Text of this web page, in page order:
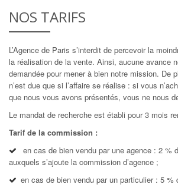
NOS TARIFS
L’Agence de Paris s’interdit de percevoir la
la réalisation de la vente. Ainsi, aucune avance
demandée pour mener à bien notre mission. De
n’est due que si l’affaire se réalise : si vous
que nous vous avons présentés, vous ne nous
Le mandat de recherche est établi pour 3 mois
Tarif de la commission :
en cas de bien vendu par une agence : 2 %
auxquels s’ajoute la commission d’agence ;
en cas de bien vendu par un particulier : 5 %